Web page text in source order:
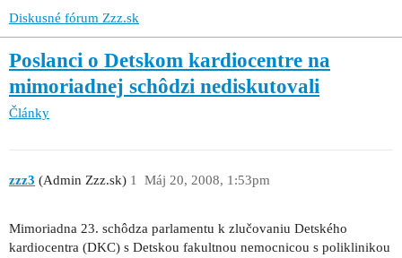
Diskusné fórum Zzz.sk
Poslanci o Detskom kardiocentre na
mimoriadnej schôdzi nediskutovali
Články
zzz3 (Admin Zzz.sk) Máj 20, 2008, 1:53pm
1
Mimoriadna 23. schôdza parlamentu k zlučovaniu Detského
kardiocentra (DKC) s Detskou fakultnou nemocnicou s poliklinikou